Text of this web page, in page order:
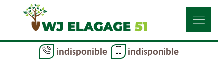
indisponible indisponible